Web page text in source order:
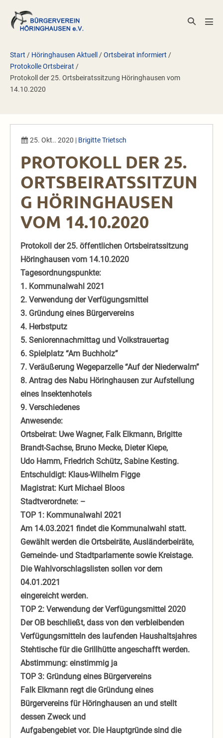
Inhalt
springen
Suche-
Start / Höringhausen Aktuell /Ortsbeirat informiert /
Protokolle Ortsbeirat /
Protokoll der 25. Ortsbeiratssitzung Höringhausen vom
14.10.2020
25. Okt.. 2020 | Brigitte Trietsch
PROTOKOLL DER 25.
ORTSBEIRATSSITZUN
G HÖRINGHAUSEN
VOM 14.10.2020
Protokoll der 25. öffentlichen Ortsbeiratssitzung
Höringhausen vom 14.10.2020
Tagesordnungspunkte:
1. Kommunalwahl 2021
2. Verwendung der Verfügungsmittel
3. Gründung eines Bürgervereins
4. Herbstputz
5. Seniorennachmittag und Volkstrauertag
6. Spielplatz “Am Buchholz”
7. Veräußerung Wegeparzelle “Auf der Niederwalm”
8. Antrag des Nabu Höringhausen zur Aufstellung
eines Insektenhotels
9. Verschiedenes
Anwesende:
Ortsbeirat: Uwe Wagner, Falk Elkmann, Brigitte
Brandt-Sachse, Bruno Mecke, Dieter Kiepe,
Udo Hamm, Friedrich Schütz, Sabine Kesting.
Entschuldigt: Klaus-Wilhelm Figge
Magistrat: Kurt Michael Bloos
Stadtverordnete: –
TOP 1: Kommunalwahl 2021
Am 14.03.2021 findet die Kommunalwahl statt.
Gewählt werden die Ortsbeiräte, Ausländerbeiräte,
Gemeinde- und Stadtparlamente sowie Kreistage.
Die Wahlvorschlagslisten sollen vor dem
04.01.2021
eingereicht werden.
TOP 2: Verwendung der Verfügungsmittel 2020
Der OB beschließt, dass von den verbleibenden
Verfügungsmitteln des laufenden Haushaltsjahres
Stehtische für die Grillhütte angeschafft werden.
Abstimmung: einstimmig ja
TOP 3: Gründung eines Bürgervereins
Falk Elkmann regt die Gründung eines
Bürgervereins für Höringhausen an und stellt
dessen Zweck und
Aufgabengebiet vor. Die Hauptgründe sind die